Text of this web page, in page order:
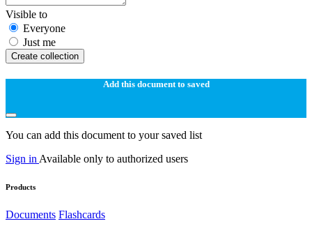
Visible to
Everyone
Just me
Create collection
Add this document to saved
You can add this document to your saved list
Sign in Available only to authorized users
Products
Documents Flashcards